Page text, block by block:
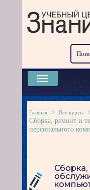
Главная > Все курсы
Сборка, ремонт и
персонального
Сборка,